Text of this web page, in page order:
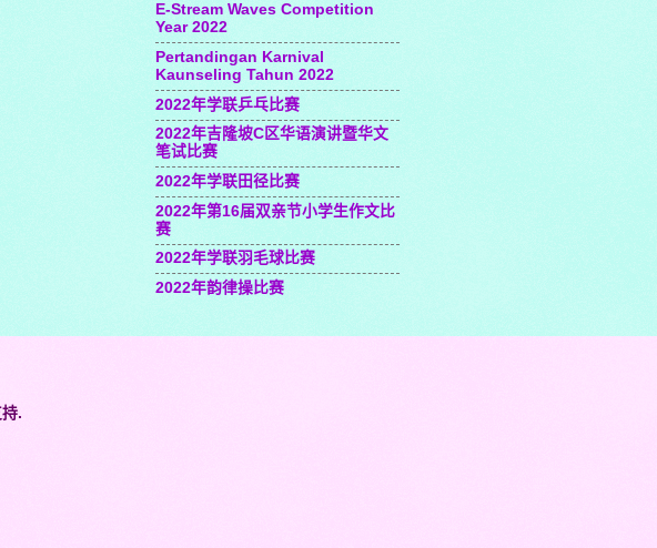
E-Stream Waves Competition
Year 2022
Pertandingan Karnival
Kaunseling Tahun 2022
2022年学联乒乓比赛
2022年吉隆坡C区华语演讲暨华文
笔试比赛
2022年学联田径比赛
2022年第16届双亲节小学生作文比
赛
2022年学联羽毛球比赛
2022年韵律操比赛
.